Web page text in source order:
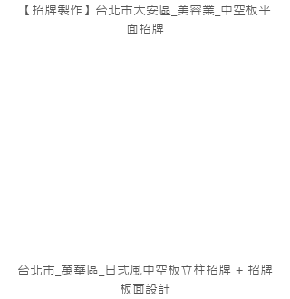
【招牌製作】台北市大安區_美容業_中空板平
面招牌
台北市_萬華區_日式風中空板立柱招牌 + 招牌
板面設計